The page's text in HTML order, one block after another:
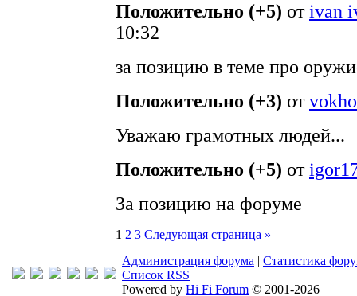
Положительно (+5) отivan
10:32
за позицию в теме про
Положительно (+3) от
Уважаю грамотных людей...
Положительно (+5) от
За позицию на форуме
1 2 3 Следующая страница »
Администрация форума | Статистика
Список RSS
Powered by Hi Fi Forum © 2001-2026